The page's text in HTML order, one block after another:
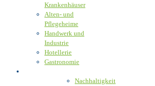
Krankenhäuser
Alten- und
Pflegeheime
Handwerk und
Industrie
Hotellerie
Gastronomie
Nachhaltigkeit